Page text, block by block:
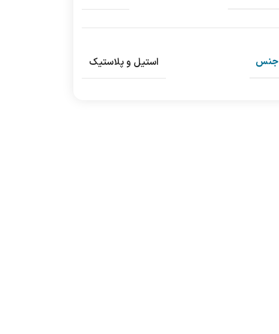
جنس استیل و پلاستیک